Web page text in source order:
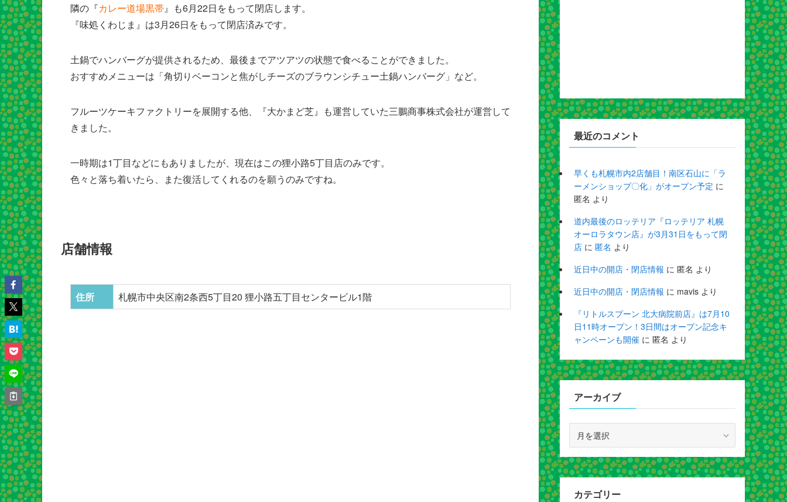
隣の『カレー道場黒帯』も6月22日をもって閉店します。
『味処くわじま』は3月26日をもって閉店済みです。
土鍋でハンバーグが提供されるため、最後までアツアツの状態で食べることができました。
おすすめメニューは「角切りベーコンと焦がしチーズのブラウンシチュー土鍋ハンバーグ」など。
フルーツケーキファクトリーを展開する他、『大かまど芝』も運営していた三鵬商事株式会社が運営して
きました。
一時期は1丁目などにもありましたが、現在はこの狸小路5丁目店のみです。
色々と落ち着いたら、また復活してくれるのを願うのみですね。
店舗情報
住所 札幌市中央区南2条西5丁目20 狸小路五丁目センタービル1階
最近のコメント
早くも札幌市内2店舗目！南区石山に「ラ
ーメンショップ〇化」がオープン予定 に
匿名 より
道内最後のロッテリア『ロッテリア 札幌
オーロラタウン店』が3月31日をもって閉
店 に 匿名 より
近日中の開店・閉店情報 に 匿名 より
近日中の開店・閉店情報 に mavis より
『リトルスプーン 北大病院前店』は7月10
日11時オープン！3日間はオープン記念キ
ャンペーンも開催 に 匿名 より
アーカイブ
カ
イ
ブ
カテゴリー